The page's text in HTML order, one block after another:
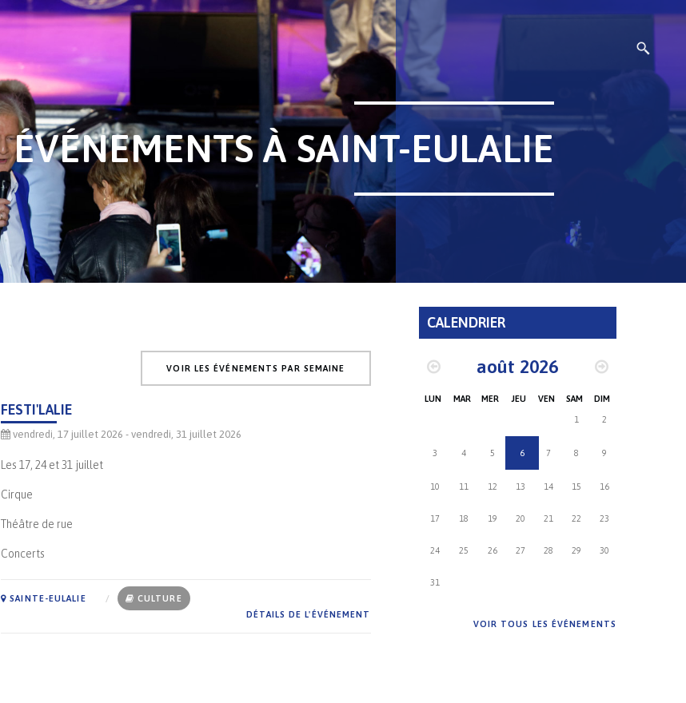
ÉVÉNEMENTS À SAINT-EULALIE
VOIR LES ÉVÉNEMENTS PAR SEMAINE
FESTI'LALIE
vendredi, 17 juillet 2026 - vendredi, 31 juillet 2026
Les 17, 24 et 31 juillet
Cirque
Théâtre de rue
Concerts
SAINTE-EULALIE
CULTURE
DÉTAILS DE L'ÉVÉNEMENT
CALENDRIER
août 2026
LUN MAR MER JEU VEN SAM DIM
1 2
3 4 5 6 7 8 9
10 11 12 13 14 15 16
17 18 19 20 21 22 23
24 25 26 27 28 29 30
31
VOIR TOUS LES ÉVÉNEMENTS